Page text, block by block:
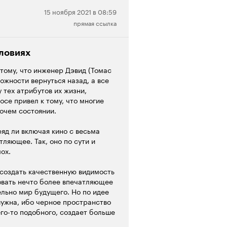
Роботы-роботы-роботы.
Наш мир пронизан ими.
они нас... Помощники на
Просто 'в три
через сорок - что станут
же? Не квантовой физикой?
и даже потешна.
и вовсе готов тумаков
души. Потребляют,
шторм 'циклоном' на
же человек теперь? Что,
Костюму. Скафандру.
Нейтральная
рецензия
15 ноября 2021 в 08:59
прямая ссылка
что инженер Дэвид (Томас
вернуться назад, а все
атрибутов их жизни,
привел к тому, что многие
состоянии.
ли включая кино с весьма
Так, оно по сути и
качественную видимость
нечто более впечатляющее
мир будущего. Но по идее
ибо черное пространство
то подобного, создает больше